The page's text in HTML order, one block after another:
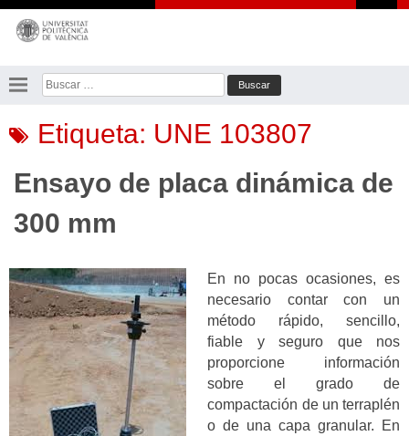
Saltar
contenido
Buscar:
Etiqueta: UNE 103807
Ensayo de placa dinámica de
300 mm
En no pocas ocasiones, es
necesario contar con un
método rápido, sencillo,
fiable y seguro que nos
proporcione información
sobre el grado de
compactación de un terraplén
o de una capa granular. En